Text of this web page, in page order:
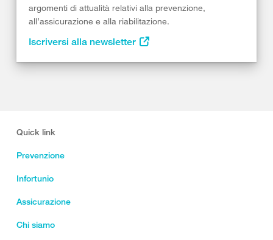
argomenti di attualità relativi alla prevenzione,
all’assicurazione e alla riabilitazione.
Iscriversi alla newsletter
Quick link
Prevenzione
Infortunio
Assicurazione
Chi siamo